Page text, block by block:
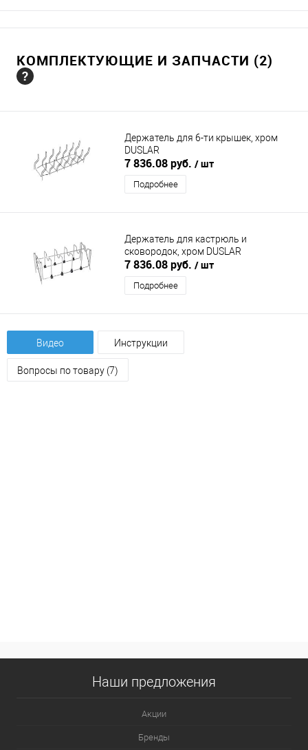
КОМПЛЕКТУЮЩИЕ И ЗАПЧАСТИ (2)
Держатель для 6-ти крышек, хром
DUSLAR
7 836.08 руб. / шт
Подробнее
Держатель для кастрюль и
сковородок, хром DUSLAR
7 836.08 руб. / шт
Подробнее
Видео Инструкции
Вопросы по товару (7)
Наши предложения
Акции
Бренды